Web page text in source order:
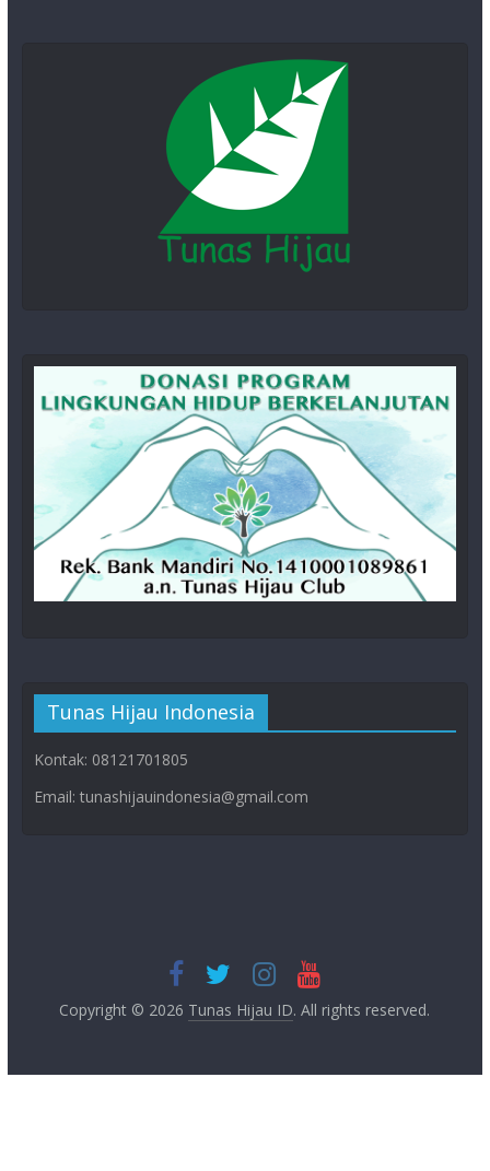
Tunas Hijau Indonesia
Kontak: 08121701805
Email: tunashijauindonesia@gmail.com
Copyright © 2026 Tunas Hijau ID. All rights reserved.